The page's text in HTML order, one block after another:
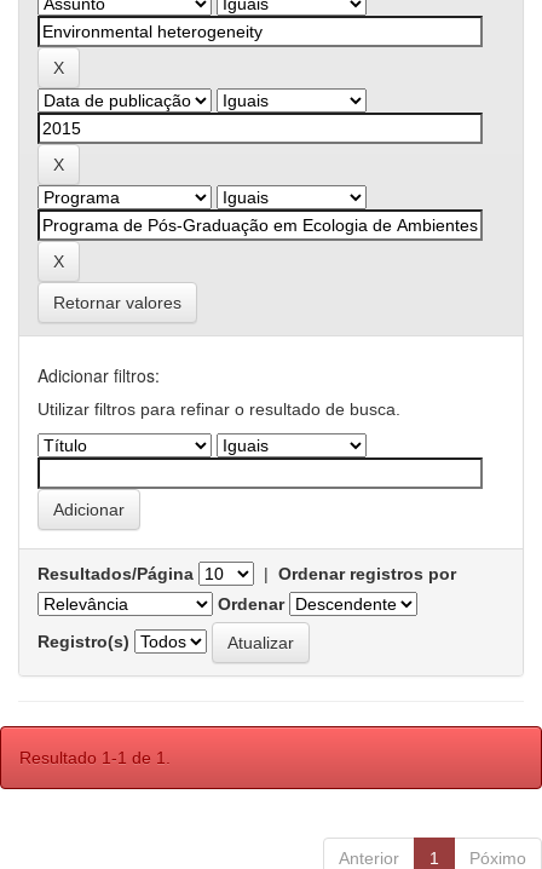
Retornar valores
Adicionar filtros:
Utilizar filtros para refinar o resultado de busca.
Resultados/Página | Ordenar registros por
Ordenar
Registro(s)
Resultado 1-1 de 1.
Anterior 1 Póximo